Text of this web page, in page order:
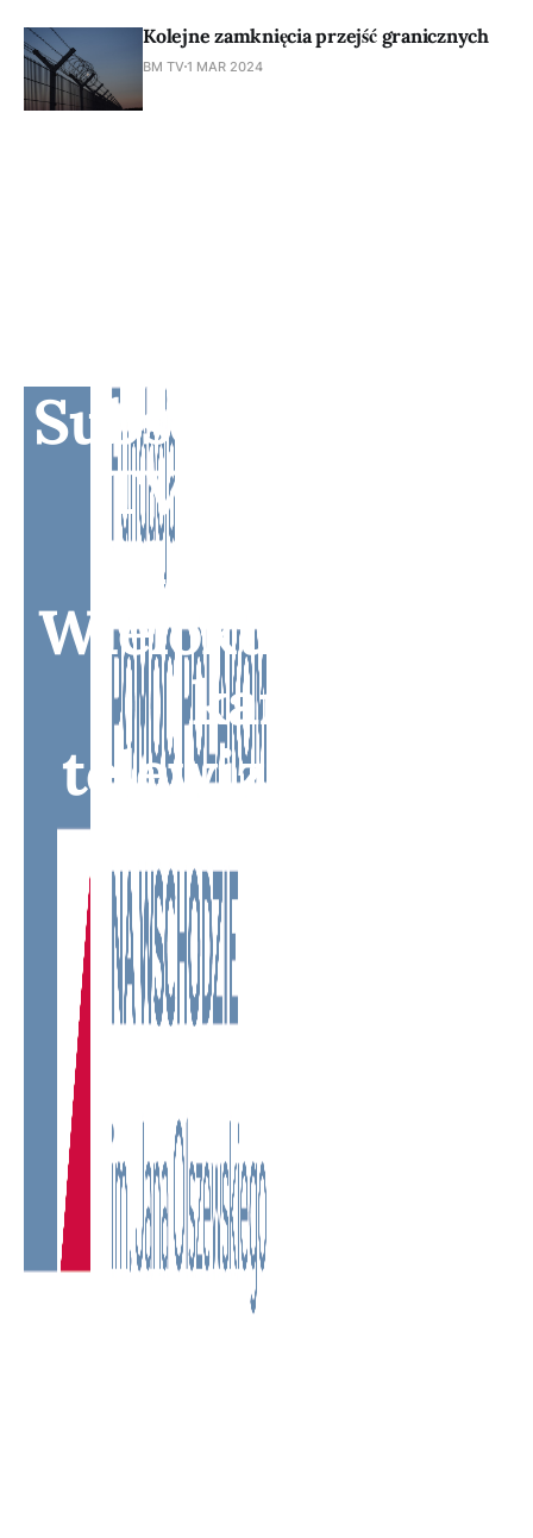
Kolejne zamknięcia przejść granicznych
BM TV1 MAR 2024
Subscribe to BM
TV - Bridge
Media TV -
Wielokulturowy
kanał
telewizyjny na